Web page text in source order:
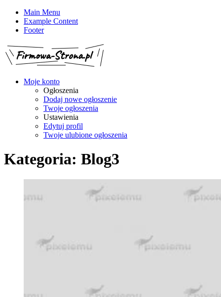
Main Menu
Example Content
Footer
Moje konto
Ogłoszenia
Dodaj nowe ogłoszenie
Twoje ogłoszenia
Ustawienia
Edytuj profil
Twoje ulubione ogłoszenia
Kategoria: Blog3